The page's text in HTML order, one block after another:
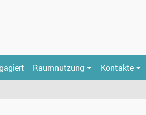
Raumnutzung Kontakte